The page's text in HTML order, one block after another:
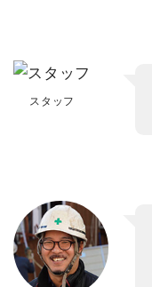
スタッフ